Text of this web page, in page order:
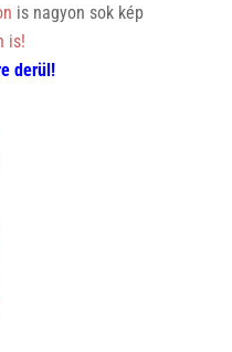
is nagyon sok kép
is!
derül!